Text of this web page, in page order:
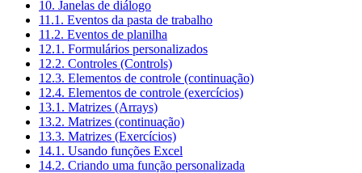
10. Janelas de diálogo
11.1. Eventos da pasta de trabalho
11.2. Eventos de planilha
12.1. Formulários personalizados
12.2. Controles (Controls)
12.3. Elementos de controle (continuação)
12.4. Elementos de controle (exercícios)
13.1. Matrizes (Arrays)
13.2. Matrizes (continuação)
13.3. Matrizes (Exercícios)
14.1. Usando funções Excel
14.2. Criando uma função personalizada